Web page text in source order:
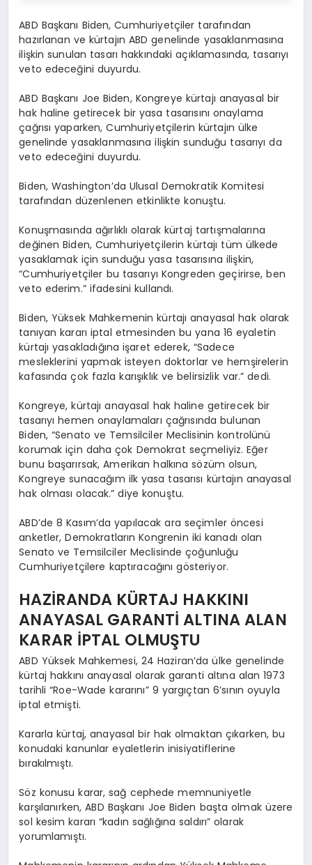
ABD Başkanı Biden, Cumhuriyetçiler tarafından
hazırlanan ve kürtajın ABD genelinde yasaklanmasına
ilişkin sunulan tasarı hakkındaki açıklamasında, tasarıyı
veto edeceğini duyurdu.
ABD Başkanı Joe Biden, Kongreye kürtajı anayasal bir
hak haline getirecek bir yasa tasarısını onaylama
çağrısı yaparken, Cumhuriyetçilerin kürtajın ülke
genelinde yasaklanmasına ilişkin sunduğu tasarıyı da
veto edeceğini duyurdu.
Biden, Washington’da Ulusal Demokratik Komitesi
tarafından düzenlenen etkinlikte konuştu.
Konuşmasında ağırlıklı olarak kürtaj tartışmalarına
değinen Biden, Cumhuriyetçilerin kürtajı tüm ülkede
yasaklamak için sunduğu yasa tasarısına ilişkin,
“Cumhuriyetçiler bu tasarıyı Kongreden geçirirse, ben
veto ederim.” ifadesini kullandı.
Biden, Yüksek Mahkemenin kürtajı anayasal hak olarak
tanıyan kararı iptal etmesinden bu yana 16 eyaletin
kürtajı yasakladığına işaret ederek, “Sadece
mesleklerini yapmak isteyen doktorlar ve hemşirelerin
kafasında çok fazla karışıklık ve belirsizlik var.” dedi.
Kongreye, kürtajı anayasal hak haline getirecek bir
tasarıyı hemen onaylamaları çağrısında bulunan
Biden, “Senato ve Temsilciler Meclisinin kontrolünü
korumak için daha çok Demokrat seçmeliyiz. Eğer
bunu başarırsak, Amerikan halkına sözüm olsun,
Kongreye sunacağım ilk yasa tasarısı kürtajın anayasal
hak olması olacak.” diye konuştu.
ABD’de 8 Kasım’da yapılacak ara seçimler öncesi
anketler, Demokratların Kongrenin iki kanadı olan
Senato ve Temsilciler Meclisinde çoğunluğu
Cumhuriyetçilere kaptıracağını gösteriyor.
HAZİRANDA KÜRTAJ HAKKINI
ANAYASAL GARANTİ ALTINA ALAN
KARAR İPTAL OLMUŞTU
ABD Yüksek Mahkemesi, 24 Haziran’da ülke genelinde
kürtaj hakkını anayasal olarak garanti altına alan 1973
tarihli “Roe-Wade kararını” 9 yargıçtan 6’sının oyuyla
iptal etmişti.
Kararla kürtaj, anayasal bir hak olmaktan çıkarken, bu
konudaki kanunlar eyaletlerin inisiyatiflerine
bırakılmıştı.
Söz konusu karar, sağ cephede memnuniyetle
karşılanırken, ABD Başkanı Joe Biden başta olmak üzere
sol kesim kararı “kadın sağlığına saldırı” olarak
yorumlamıştı.